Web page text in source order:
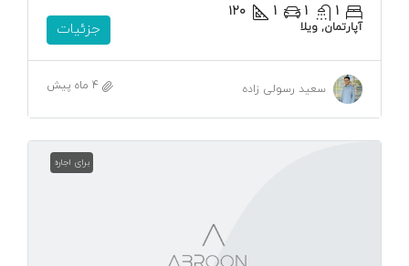
1
1
1 ۱۲۰
آپارتمان, ویلا جزئیات
سعید رسولی زاده 4 ماه پیش
برای اجاره